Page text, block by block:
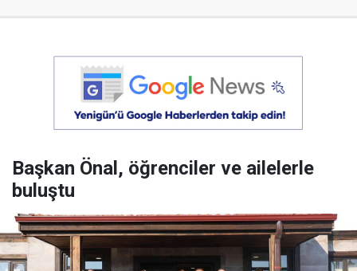
Başkan Önal, öğrenciler ve ailelerle
buluştu